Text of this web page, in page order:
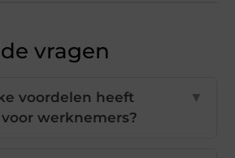
vragen
voordelen heeft
werknemers?
▼